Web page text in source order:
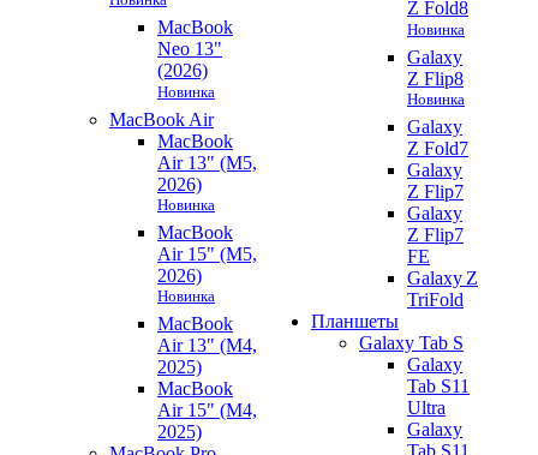
MacBook
Neo 13"
(2026)
Новинка
MacBook Air
MacBook
Air 13" (M5,
2026)
Новинка
MacBook
Air 15" (M5,
2026)
Новинка
MacBook
Air 13" (M4,
2025)
MacBook
Air 15" (M4,
2025)
Z Fold8
Новинка
Galaxy
Z Flip8
Новинка
Galaxy
Z Fold7
Galaxy
Z Flip7
Galaxy
Z Flip7
FE
Galaxy Z
TriFold
Планшеты
Galaxy Tab S
Galaxy
Tab S11
Ultra
Galaxy
Tab S11